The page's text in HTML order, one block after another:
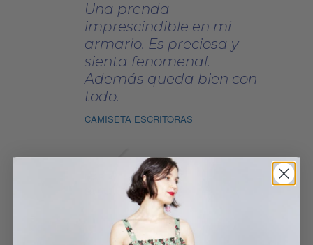
Una prenda
imprescindible en mi
armario. Es preciosa y
sienta fenomenal.
Además queda bien con
todo.
CAMISETA ESCRITORAS
29 OCTUBRE, 2022